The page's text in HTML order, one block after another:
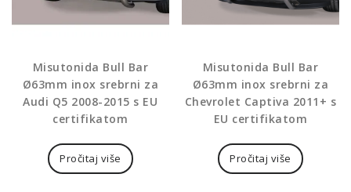
Misutonida Bull Bar
Ø63mm inox srebrni za
Audi Q5 2008-2015 s EU
certifikatom
Pročitaj više
Misutonida Bull Bar
Ø63mm inox srebrni za
Chevrolet Captiva 2011+ s
EU certifikatom
Pročitaj više